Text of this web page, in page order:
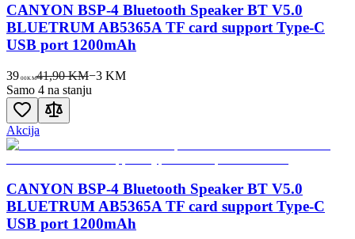
CANYON BSP-4 Bluetooth Speaker BT V5.0
BLUETRUM AB5365A TF card support Type-C
USB port 1200mAh
39 00KM41,90 KM−3KM
Samo 4 na stanju
Akcija
CANYON BSP-4 Bluetooth Speaker BT V5.0
BLUETRUM AB5365A TF card support Type-C
USB port 1200mAh